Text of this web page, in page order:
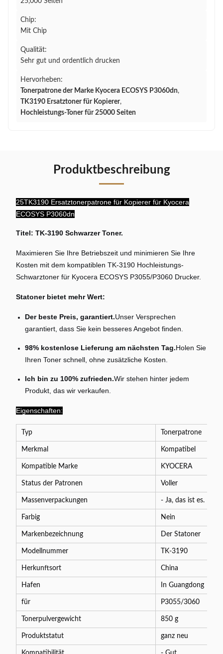
Chip:
Mit Chip
Qualität:
Sehr gut und ordentlich drucken
Hervorheben:
Tonerpatrone der Marke Kyocera ECOSYS P3060dn,
TK3190 Ersatztoner für Kopierer,
Hochleistungs-Toner für 25000 Seiten
Produktbeschreibung
25TK3190 Ersatztonerpatrone für Kopierer für Kyocera
ECOSYS P3060dn
Titel: TK-3190 Schwarzer Toner.
Maximieren Sie Ihre Betriebszeit und minimieren Sie Ihre
Kosten mit dem kompatiblen TK-3190 Hochleistungs-
Schwarztoner für Kyocera ECOSYS P3055/P3060 Drucker.
Statoner bietet mehr Wert:
Der beste Preis, garantiert.Unser Versprechen
garantiert, dass Sie kein besseres Angebot finden.
98% kostenlose Lieferung am nächsten Tag.Holen Sie
Ihren Toner schnell, ohne zusätzliche Kosten.
Ich bin zu 100% zufrieden.Wir stehen hinter jedem
Produkt, das wir verkaufen.
Eigenschaften:
Typ Tonerpatrone
Merkmal Kompatibel
Kompatible Marke KYOCERA
Status der Patronen Voller
Massenverpackungen - Ja, das ist es.
Farbig Nein
Markenbezeichnung Der Statoner
Modellnummer TK-3190
Herkunftsort China
Hafen In Guangdong
für P3055/3060
Tonerpulvergewicht 850 g
Produktstatut ganz neu